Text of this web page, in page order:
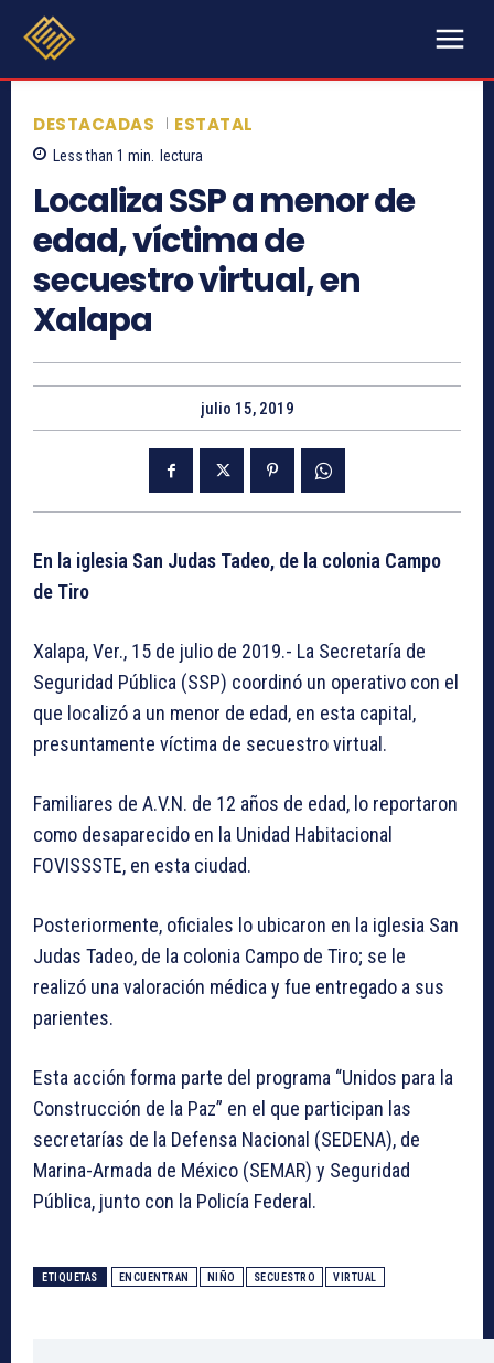
DESTACADAS ESTATAL
Less than 1 min. lectura
Localiza SSP a menor de
edad, víctima de
secuestro virtual, en
Xalapa
julio 15, 2019
En la iglesia San Judas Tadeo, de la colonia Campo
de Tiro
Xalapa, Ver., 15 de julio de 2019.- La Secretaría de
Seguridad Pública (SSP) coordinó un operativo con el
que localizó a un menor de edad, en esta capital,
presuntamente víctima de secuestro virtual.
Familiares de A.V.N. de 12 años de edad, lo reportaron
como desaparecido en la Unidad Habitacional
FOVISSSTE, en esta ciudad.
Posteriormente, oficiales lo ubicaron en la iglesia San
Judas Tadeo, de la colonia Campo de Tiro; se le
realizó una valoración médica y fue entregado a sus
parientes.
Esta acción forma parte del programa “Unidos para la
Construcción de la Paz” en el que participan las
secretarías de la Defensa Nacional (SEDENA), de
Marina-Armada de México (SEMAR) y Seguridad
Pública, junto con la Policía Federal.
ETIQUETAS ENCUENTRAN NIÑO SECUESTRO VIRTUAL